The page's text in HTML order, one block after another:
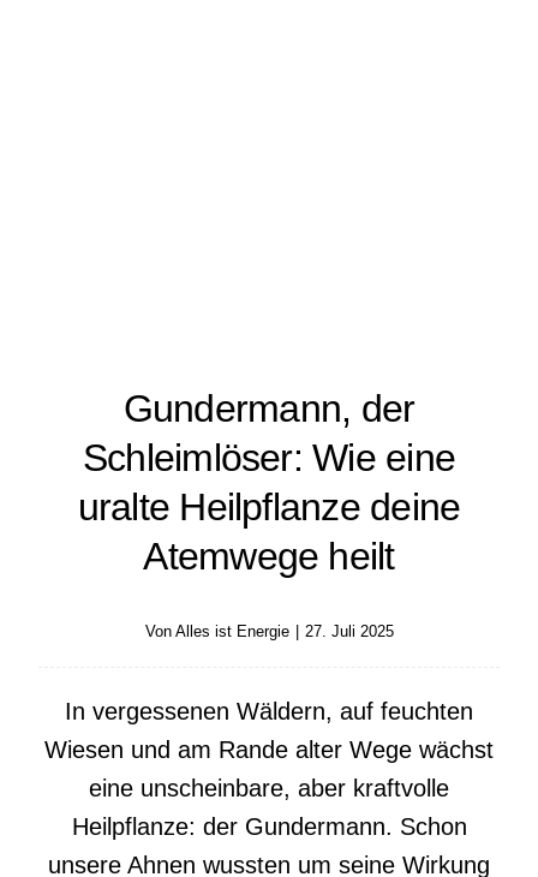
Gundermann, der
Schleimlöser: Wie eine
uralte Heilpflanze deine
Atemwege heilt
Von Alles ist Energie 27. Juli 2025
In vergessenen Wäldern, auf feuchten
Wiesen und am Rande alter Wege wächst
eine unscheinbare, aber kraftvolle
Heilpflanze: der Gundermann. Schon
unsere Ahnen wussten um seine Wirkung